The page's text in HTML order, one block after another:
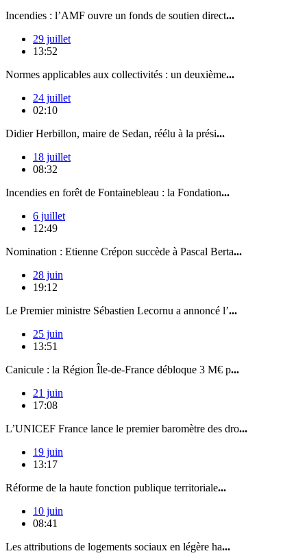
Incendies : l’AMF ouvre un fonds de soutien direct...
29 juillet
13:52
Normes applicables aux collectivités : un deuxième...
24 juillet
02:10
Didier Herbillon, maire de Sedan, réélu à la prési...
18 juillet
08:32
Incendies en forêt de Fontainebleau : la Fondation...
6 juillet
12:49
Nomination : Etienne Crépon succède à Pascal Berta...
28 juin
19:12
Le Premier ministre Sébastien Lecornu a annoncé l’...
25 juin
13:51
Canicule : la Région Île-de-France débloque 3 M€ p...
21 juin
17:08
L’UNICEF France lance le premier baromètre des dro...
19 juin
13:17
Réforme de la haute fonction publique territoriale...
10 juin
08:41
Les attributions de logements sociaux en légère ha...